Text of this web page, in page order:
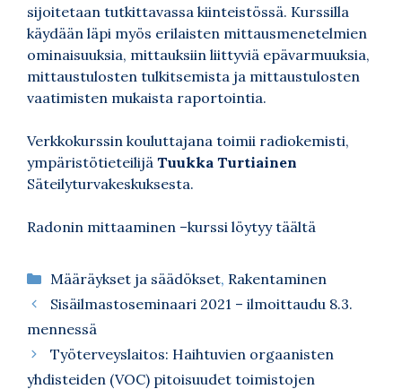
sijoitetaan tutkittavassa kiinteistössä. Kurssilla
käydään läpi myös erilaisten mittausmenetelmien
ominaisuuksia, mittauksiin liittyviä epävarmuuksia,
mittaustulosten tulkitsemista ja mittaustulosten
vaatimisten mukaista raportointia.
Verkkokurssin kouluttajana toimii radiokemisti,
ympäristötieteilijä Tuukka Turtiainen
Säteilyturvakeskuksesta.
Radonin mittaaminen –kurssi löytyy täältä
Kategoriat
Määräykset ja säädökset, Rakentaminen
Sisäilmastoseminaari 2021 – ilmoittaudu 8.3.
mennessä
Työterveyslaitos: Haihtuvien orgaanisten
yhdisteiden (VOC) pitoisuudet toimistojen